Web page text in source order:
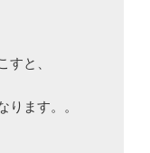
すと、
ります。。